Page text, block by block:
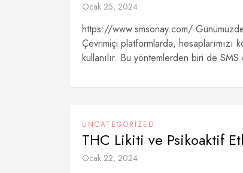
Ocak 25, 2024
https://www.smsonay.com/
Çevrimiçi platformlarda, hesaplarımızı
kullanılır. Bu yöntemlerden biri de SMS
UNCATEGORIZED
THC Likiti ve Psikoaktif
Ocak 22, 2024